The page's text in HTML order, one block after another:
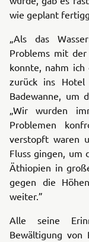
wie geplant
„Als das
Problems mit
konnte, nahm
zurück ins
Badewanne, um
„Wir wurden
Problemen
verstopft waren
Fluss gingen, um
Äthiopien in
gegen die
weiter.”
Alle seine
Bewältigung von